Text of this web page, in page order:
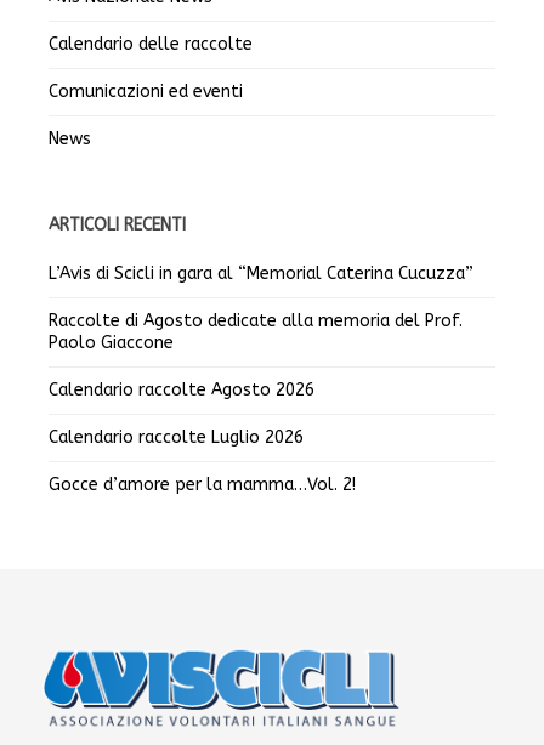
Calendario delle raccolte
Comunicazioni ed eventi
News
ARTICOLI RECENTI
L’Avis di Scicli in gara al “Memorial Caterina Cucuzza”
Raccolte di Agosto dedicate alla memoria del Prof.
Paolo Giaccone
Calendario raccolte Agosto 2026
Calendario raccolte Luglio 2026
Gocce d’amore per la mamma…Vol. 2!